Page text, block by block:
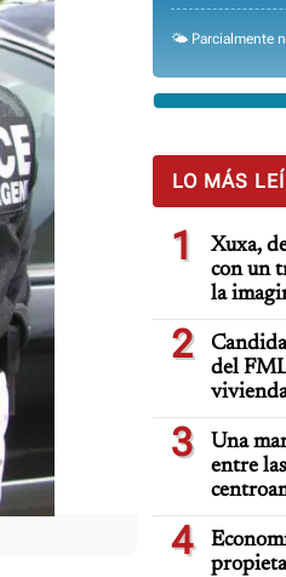
🌤️ Parcialmente
LO MÁS
1
Xuxa,
con un
la
2
del
3
Una
entre
4